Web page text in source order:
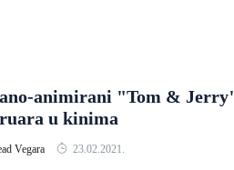
animirani "Tom &
u kinima
Vegara 23.02.2021.